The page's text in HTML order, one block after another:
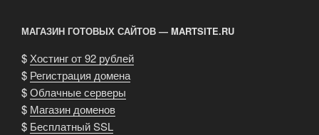
МАГАЗИН ГОТОВЫХ САЙТОВ — MARTSITE.RU
$Хостинг от 92 рублей
$ Регистрация домена
$Облачные серверы
$ Магазин доменов
$ Бесплатный SSL